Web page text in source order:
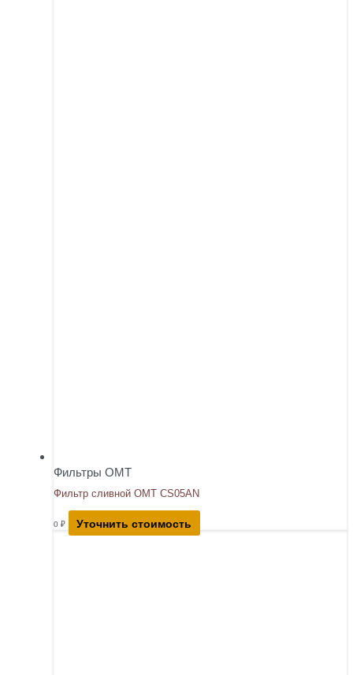
Фильтры OMT
Фильтр сливной OMT CS05AN
0 ₽ Уточнить стоимость